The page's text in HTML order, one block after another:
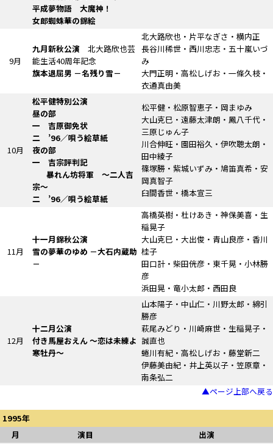
平成夢物語 大魔神！
女郎蜘蛛華の錦絵
9月
九月新秋公演 北大路欣也芸
能生活40周年記念
旗本退屈男 －名残り雪－
北大路欣也・片平なぎさ・横内正
長谷川稀世・西川忠志・五十嵐いづ
み
大門正明・高松しげお・一條久枝・
衣通真由美
10月
松平健特別公演
昼の部
一 吉原御免状
二 ’96／唄う絵草紙
夜の部
一 吉宗評判記
暴れん坊将軍 ～二人吉
宗～
二 ’96／唄う絵草紙
松平健・松原智恵子・岡まゆみ
大山克巳・遠藤太津朗・鳳八千代・
三原じゅん子
川合伸旺・園田裕久・伊吹聰太朗・
田中綾子
篠塚勝・紫城いずみ・鳩笛真希・安
岡真智子
臼間香世・橋本宣三
11月
十一月錦秋公演
雪の夢華のゆめ －大石内蔵助
－
高橋英樹・杜けあき・神保美喜・生
稲晃子
大山克巳・大出俊・青山良彦・香川
桂子
田口計・柴田侊彦・東千晃・小林勝
彦
浜田晃・竜小太郎・西田良
12月
十二月公演
付き馬屋おえん～恋は未練よ
寒牡丹～
山本陽子・中山仁・川野太郎・綿引
勝彦
萩尾みどり・川崎麻世・生稲晃子・
誠直也
蜷川有紀・高松しげお・藤堂新二
伊藤美由紀・井上英以子・笠原章・
南条弘二
▲ページ上部へ戻る
1995年
月
演目 出演